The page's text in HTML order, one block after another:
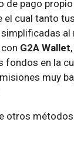
de pago
el cual tanto
G2A Wallet
fondos en la
muy
otros